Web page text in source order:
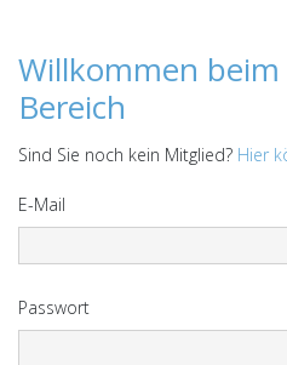
Willkommen
Bereich
Sind Sie noch kein Mitglied? Hier
E-Mail
Passwort